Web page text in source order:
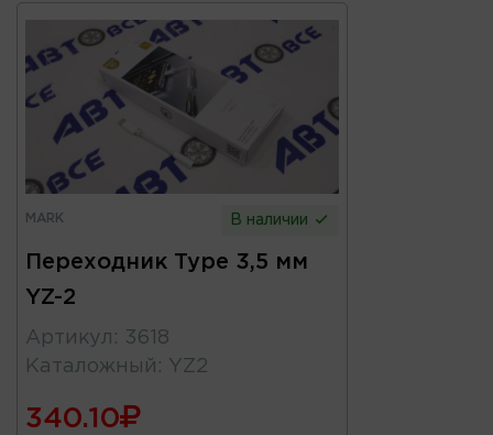
MARK В наличии
Переходник Type 3,5 мм
YZ-2
Артикул : 3618
Каталожный : YZ2
340.10